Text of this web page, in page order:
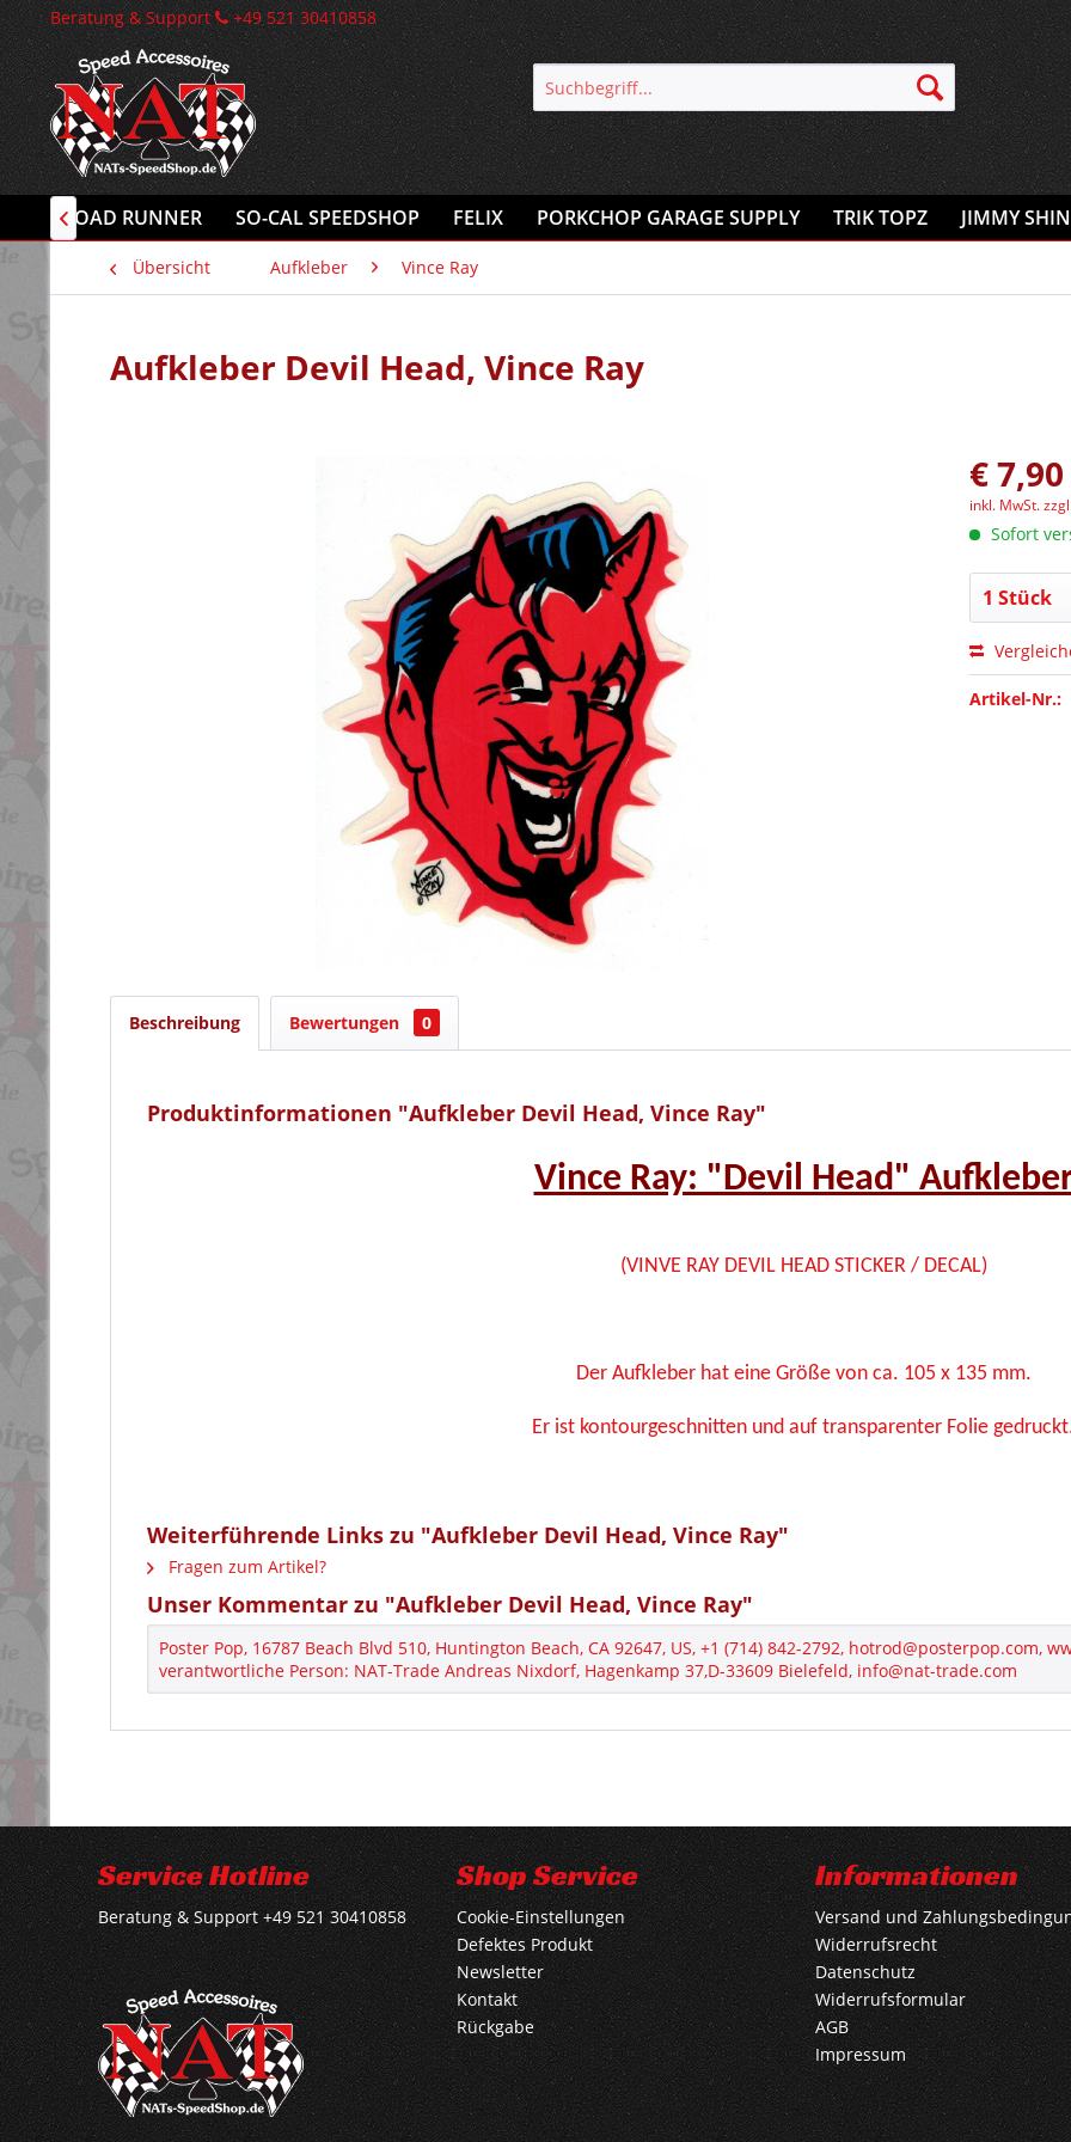
Beratung & Support +49 521 30410858
ROAD RUNNER SO-CAL SPEEDSHOP FELIX PORKCHOP GARAGE SUPPLY TRIK TOPZ JIMMY

Übersicht Aufkleber Vince Ray
Aufkleber Devil Head, Vince Ray
€
inkl. MwSt.
Sofort
Artikel-Nr.:
Beschreibung Bewertungen 0
Produktinformationen "Aufkleber Devil Head, Vince Ray"
Vince Ray: "Devil Head"
(VINVE RAY DEVIL HEAD STICKER / DECAL)
Der Aufkleber hat eine Größe von ca. 105 x 135 mm.
Er ist kontourgeschnitten und auf transparenter Folie
Weiterführende Links zu "Aufkleber Devil Head, Vince Ray"
Fragen zum Artikel?
Unser Kommentar zu "Aufkleber Devil Head, Vince Ray"
Poster Pop, 16787 Beach Blvd 510, Huntington Beach, CA 92647, US, +1 (714) 842-2792,
verantwortliche Person: NAT-Trade Andreas Nixdorf, Hagenkamp 37,D-33609 Bielefeld, info@nat-trade.com
Service Hotline
Beratung & Support +49 521 30410858
Shop Service
Cookie-Einstellungen
Defektes Produkt
Newsletter
Kontakt
Rückgabe
Informationen
Versand und
Widerrufsrecht
Datenschutz
Widerrufsformular
AGB
Impressum